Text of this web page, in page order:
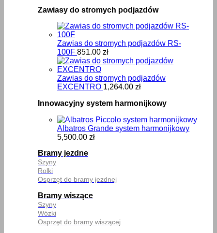
Zawiasy do stromych podjazdów
Zawias do stromych podjazdów RS-
100F 851.00 zł
Zawias do stromych podjazdów
EXCENTRO 1,264.00 zł
Innowacyjny system harmonijkowy
Albatros Grande system harmonijkowy
5,500.00 zł
Bramy jezdne
Szyny
Rolki
Osprzęt do bramy jezdnej
Bramy wiszące
Szyny
Wózki
Osprzęt do bramy wiszącej